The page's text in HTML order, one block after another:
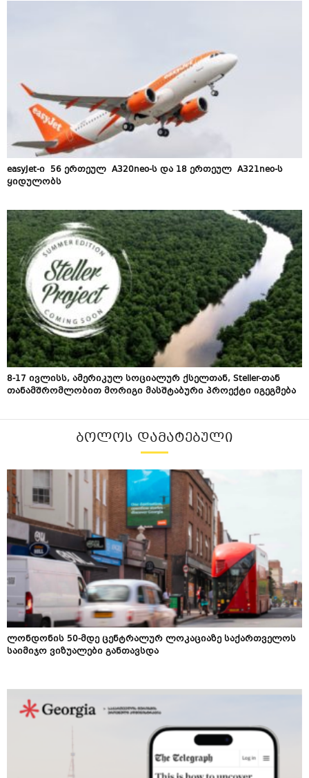
easyJet-ი 56 ერთეულ A320neo-ს და 18 ერთეულ A321neo-ს
ყიდულობს
8-17 ივლისს, ამერიკულ სოციალურ ქსელთან, Steller-თან
თანამშრომლობით მორიგი მასშტაბური პროექტი იგეგმება
ᲑᲝᲚᲝᲡ ᲓᲐᲛᲐᲢᲔᲑᲣᲚᲘ
ლონდონის 50-მდე ცენტრალურ ლოკაციაზე საქართველოს
საიმიჯო ვიზუალები განთავსდა